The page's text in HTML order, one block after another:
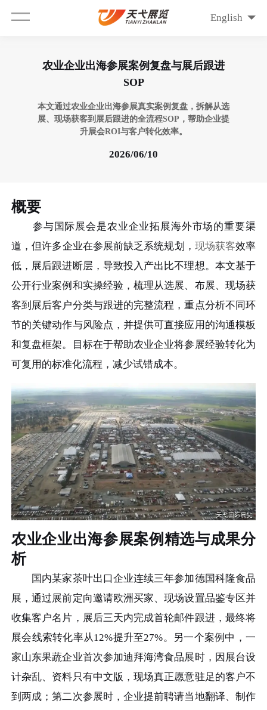
English
农业企业出海参展案例复盘与展后跟进
SOP
本文通过农业企业出海参展真实案例复盘，拆解从选
展、现场获客到展后跟进的全流程SOP，帮助企业提
升展会ROI与客户转化效率。
2026/06/10
概要
参与国际展会是农业企业拓展海外市场的重要渠
道，但许多企业在参展前缺乏系统规划， 现场获客效率
低，展后跟进断层，导致投入产出比不理想。本文基于
公开行业案例和实操经验，梳理从选展、布展、现场获
客到展后客户分类与跟进的完整流程，重点分析不同环
节的关键动作与风险点，并提供可直接应用的沟通模板
和复盘框架。目标在于帮助农业企业将参展经验转化为
可复用的标准化流程，减少试错成本。
农业企业出海参展案例精选与成果分
析
国内某家茶叶出口企业连续三年参加德国科隆食品
展，通过展前定向邀请欧洲买家、现场设置品鉴专区并
收集客户名片，展后三天内完成首轮邮件跟进，最终将
展会线索转化率从12%提升至27%。另一个案例中，一
家山东果蔬企业首次参加迪拜海湾食品展时，因展台设
计杂乱、资料只有中文版，现场真正愿意驻足的客户不
到两成；第二次参展时，企业提前聘请当地翻译、制作